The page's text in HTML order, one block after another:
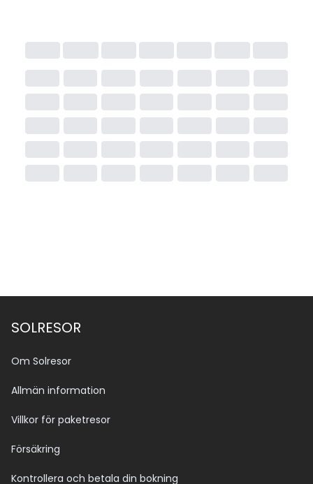
SOLRESOR
Om Solresor
Allmän information
Villkor för paketresor
Försäkring
Kontrollera och betala din bokning